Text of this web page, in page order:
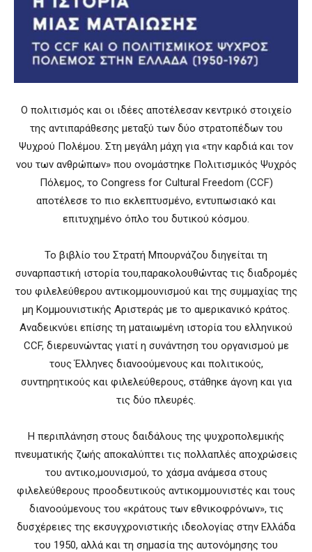
O πολιτισμός και οι ιδέες αποτέλεσαν κεντρικό στοιχείο
της αντιπαράθεσης μεταξύ των δύο στρατοπέδων του
Ψυχρού Πολέμου. Στη μεγάλη μάχη για «την καρδιά και τον
νου των ανθρώπων» που ονομάστηκε Πολιτισμικός Ψυχρός
Πόλεμος, το Congress for Cultural Freedom (CCF)
αποτέλεσε το πιο εκλεπτυσμένο, εντυπωσιακό και
επιτυχημένο όπλο του δυτικού κόσμου.
Το βιβλίο του Στρατή Μπουρνάζου διηγείται τη
συναρπαστική ιστορία του,παρακολουθώντας τις διαδρομές
του φιλελεύθερου αντικομμουνισμού και της συμμαχίας της
μη Κομμουνιστικής Αριστεράς με το αμερικανικό κράτος.
Αναδεικνύει επίσης τη ματαιωμένη ιστορία του ελληνικού
CCF, διερευνώντας γιατί η συνάντηση του οργανισμού με
τους Έλληνες διανοούμενους και πολιτικούς,
συντηρητικούς και φιλελεύθερους, στάθηκε άγονη και για
τις δύο πλευρές.
Η περιπλάνηση στους δαιδάλους της ψυχροπολεμικής
πνευματικής ζωής αποκαλύπτει τις πολλαπλές αποχρώσεις
του αντικο,μουνισμού, το χάσμα ανάμεσα στους
φιλελεύθερους προοδευτικούς αντικομμουνιστές και τους
διανοούμενους του «κράτους των εθνικοφρόνων», τις
δυσχέρειες της εκσυγχρονιστικής ιδεολογίας στην Ελλάδα
του 1950, αλλά και τη σημασία της αυτονόμησης του